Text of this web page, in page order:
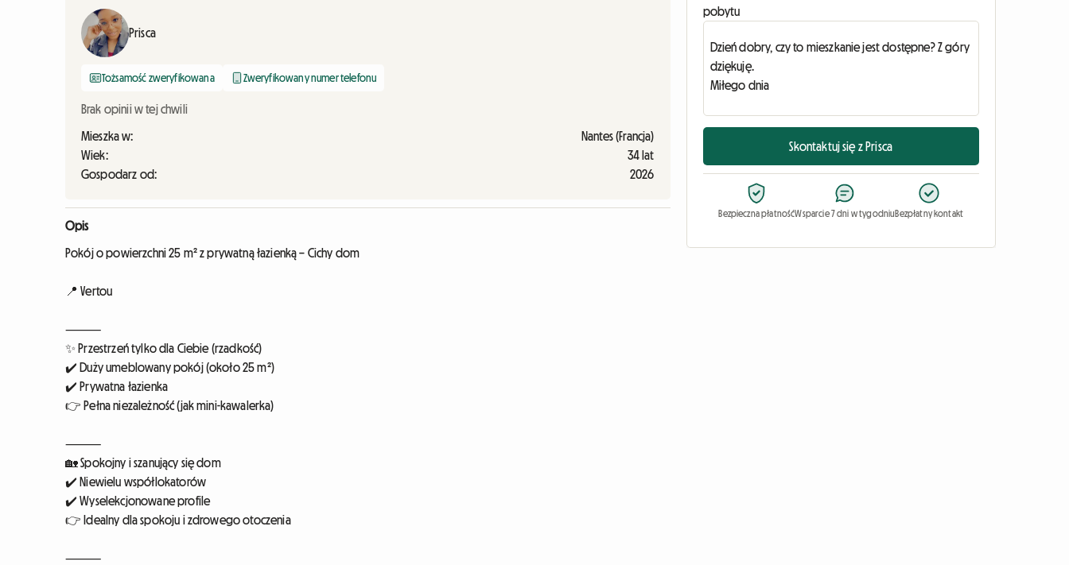
Prisca
Tożsamość zweryfikowana Zweryfikowany numer telefonu
Brak opinii w tej chwili
Mieszka w:
Nantes (Francja)
Wiek:
34 lat
Gospodarz od:
2026
Opis
Pokój o powierzchni 25 m² z prywatną łazienką – Cichy dom
📍 Vertou
⸻
✨ Przestrzeń tylko dla Ciebie (rzadkość)
✔️ Duży umeblowany pokój (około 25 m²)
✔️ Prywatna łazienka
👉 Pełna niezależność (jak mini-kawalerka)
⸻
🏡 Spokojny i szanujący się dom
✔️ Niewielu współlokatorów
✔️ Wyselekcjonowane profile
👉 Idealny dla spokoju i zdrowego otoczenia
⸻
pobytu
Skontaktuj się z Prisca
Bezpieczna płatnośćWsparcie 7 dni w tygodniuBezpłatny kontakt